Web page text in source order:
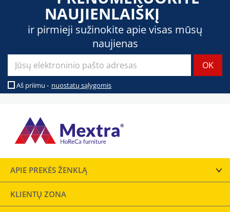
NAUJIENLAIŠKĮ
ir pirmieji sužinokite apie visas mūsų
naujienas
Aš priimu - nuostatų sąlygomis
APIE PREKĖS ŽENKLĄ
KLIENTŲ ZONA